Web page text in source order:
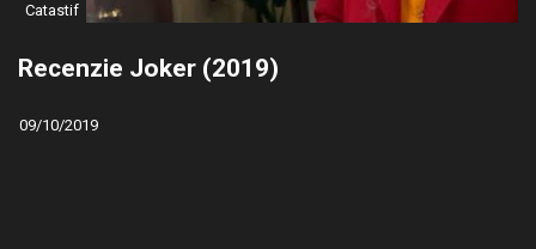
Catastif
Recenzie Joker (2019)
09/10/2019